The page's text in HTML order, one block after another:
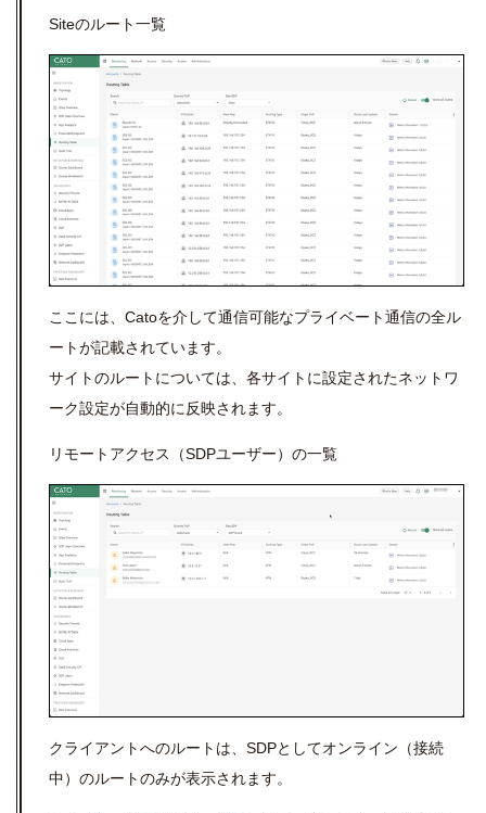
Siteのルート一覧
ここには、Catoを介して通信可能なプライベート通信の全ル
ートが記載されています。
サイトのルートについては、各サイトに設定されたネットワ
ーク設定が自動的に反映されます。
リモートアクセス（SDPユーザー）の一覧
クライアントへのルートは、SDPとしてオンライン（接続
中）のルートのみが表示されます。